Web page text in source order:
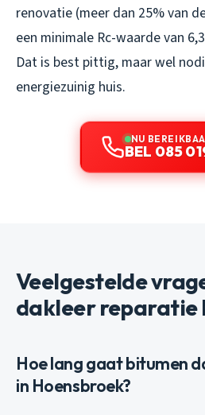
renovatie (meer dan 25% van
een minimale Rc-waarde van
Dat is best pittig, maar wel
energiezuinig huis.
NU
BEL 085
Veelgestelde
dakleer reparatie
Hoe lang gaat bitumen
in Hoensbroek?